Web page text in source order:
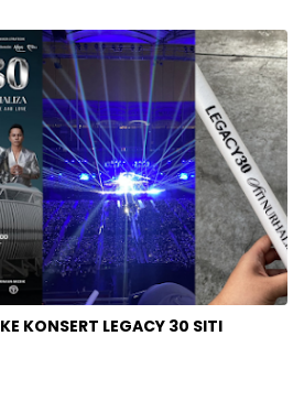
KONSERT LEGACY 30 SITI